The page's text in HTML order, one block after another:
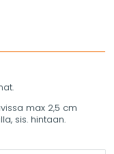
max 2,5 cm
sis. hintaan.